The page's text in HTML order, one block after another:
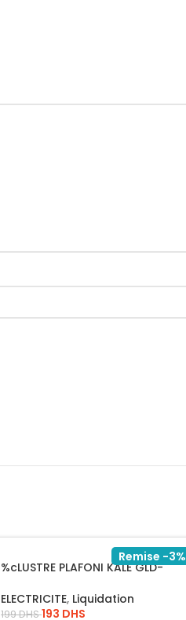
Remise -3%
%cLUSTRE PLAFONI KALE GLD-
ELECTRICITE, Liquidation
199DHS193 DHS